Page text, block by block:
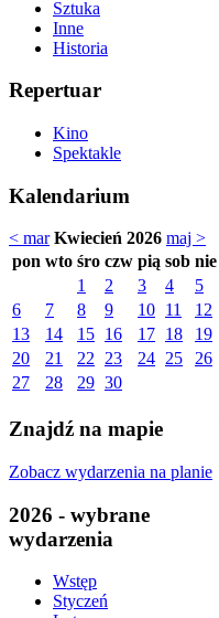
Sztuka
Inne
Historia
Repertuar
Kino
Spektakle
Kalendarium
< mar Kwiecień 2026 maj >
pon wto śro czw pią sob nie
1
2 3 4
5
6
7 8 9 10 11
12
13
14 15 16 17 18
19
20
21 22 23 24 25
26
27
28 29 30
Znajdź na mapie
Zobacz wydarzenia na planie
2026 - wybrane
wydarzenia
Wstęp
Styczeń